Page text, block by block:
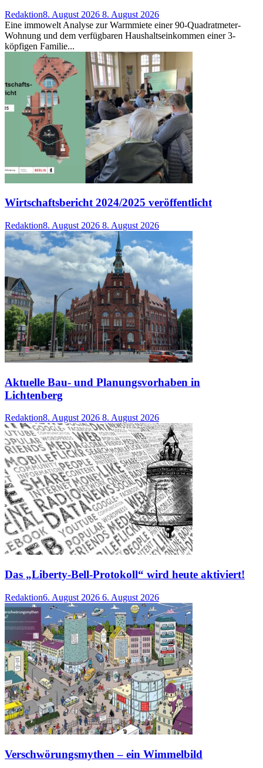
Redaktion8. August 2026 8. August 2026
Eine immowelt Analyse zur Warmmiete einer 90-Quadratmeter-
Wohnung und dem verfügbaren Haushaltseinkommen einer 3-
köpfigen Familie...
Wirtschaftsbericht 2024/2025 veröffentlicht
Redaktion8. August 2026 8. August 2026
Aktuelle Bau- und Planungsvorhaben in
Lichtenberg
Redaktion8. August 2026 8. August 2026
Das „Liberty-Bell-Protokoll“ wird heute aktiviert!
Redaktion6. August 2026 6. August 2026
Verschwörungsmythen – ein Wimmelbild